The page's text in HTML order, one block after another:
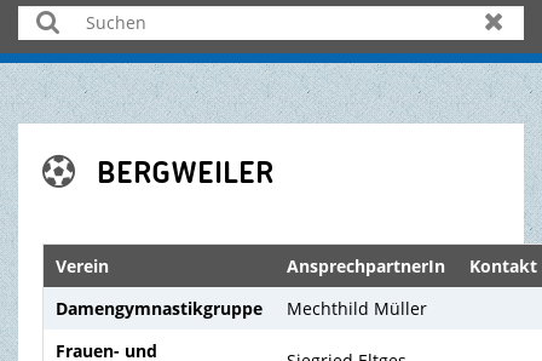
HOME
AKTUELLES
WIRTSCHAFT
BILDUNG & KULTUR
Suchen
 BERGWEILER
Verein AnsprechpartnerIn
Kontakt
Damengymnastikgruppe
Mechthild Müller
Frauen- und